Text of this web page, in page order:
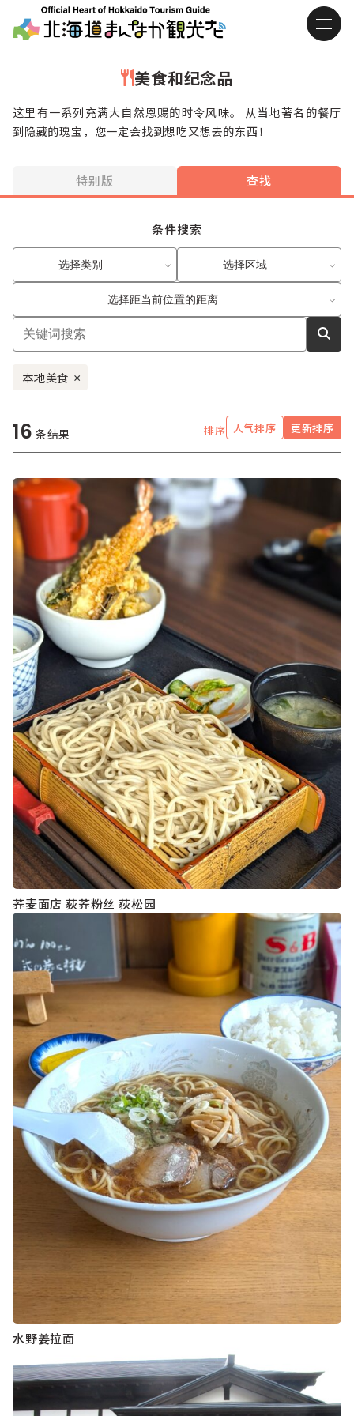
美食和纪念品
这里有一系列充满大自然恩赐的时令风味。 从当地著名的餐厅
到隐藏的瑰宝，您一定会找到想吃又想去的东西！
特别版 查找
条件搜索
选择类别 选择区域
选择距当前位置的距离
本地美食 ×
16 条结果 排序 人气排序 更新排序
荞麦面店 荻荞粉丝 荻松园
水野姜拉面